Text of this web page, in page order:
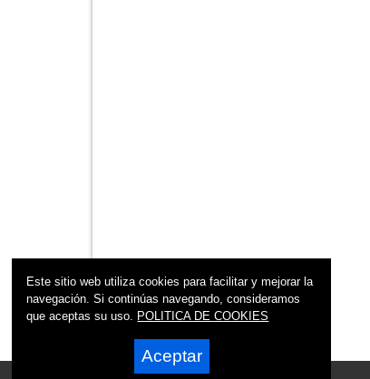
Este sitio web utiliza cookies para facilitar y mejorar la
navegación. Si continúas navegando, consideramos
que aceptas su uso. POLITICA DE COOKIES
Aceptar